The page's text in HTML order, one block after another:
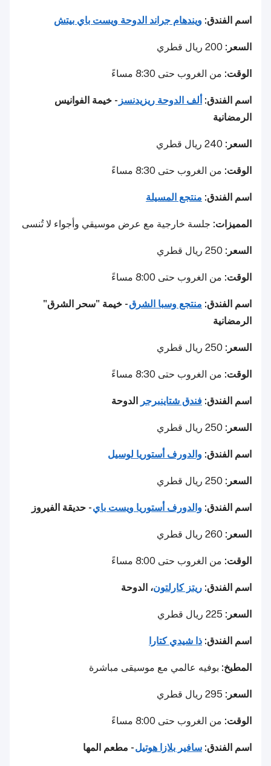
اسم الفندق: ويندهام جراند الدوحة ويست باي بيتش
السعر:
الوقت: من الغروب حتى 8:30 مساءً
اسم الفندق: ألف الدوحة ريزيدنسز - خيمة الفوانيس
الرمضانية
السعر:
الوقت: من الغروب حتى 8:30 مساءً
اسم الفندق: منتجع المسيلة
المميزات: جلسة خارجية مع عرض موسيقي وأجواء لا تُنسى
السعر:
الوقت: من الغروب حتى 8:00 مساءً
اسم الفندق: منتجع وسبا الشرق- خيمة "سحر الشرق"
الرمضانية
السعر:
الوقت: من الغروب حتى 8:30 مساءً
اسم الفندق: فندق شتاينبرجر الدوحة
السعر:
اسم الفندق: والدورف أستوريا لوسيل
السعر:
اسم الفندق: والدورف أستوريا ويست باي- حديقة الفيروز
السعر:
الوقت: من الغروب حتى 8:00 مساءً
اسم الفندق: ريتز كارلتون، الدوحة
السعر:
اسم الفندق: ذا شيدي كتارا
المطبخ: بوفيه عالمي مع موسيقى مباشرة
السعر:
الوقت: من الغروب حتى 8:00 مساءً
اسم الفندق: سافير بلازا هوتيل- مطعم المها